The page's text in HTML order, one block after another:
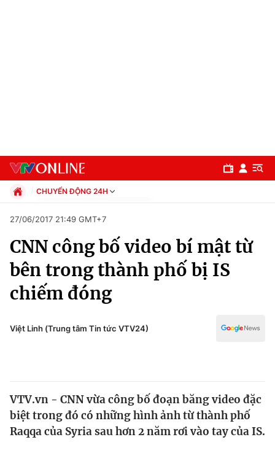
Chuyên mục
Chính trị
Thế giới
CHUYỂN ĐỘNG 24H
Xã hội
Pháp luật
Thể thao
Truyền hình
Văn hóa - Giải trí
Đời sống
27/06/2017 21:49 GMT+7
CNN công bố video bí mật từ
bên trong thành phố bị IS
chiếm đóng
Việt Linh (Trung tâm Tin tức VTV24)
VTV.vn - CNN vừa công bố đoạn băng video đặc
biệt trong đó có những hình ảnh từ thành phố
Raqqa của Syria sau hơn 2 năm rơi vào tay của IS.